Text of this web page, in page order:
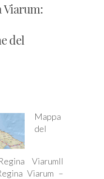
Viarum:
del
Mappa
del
ViarumIl
Viarum –